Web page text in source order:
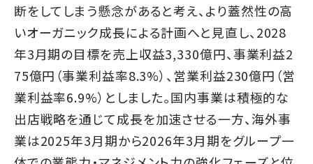
断をしてしまう懸念があると考え、より蓋然性の高
いオーガニック成長による計画へと見直し、2028
年3月期の目標を売上収益3,330億円、事業利益2
75億円（事業利益率8.3%）、営業利益230億円（営
業利益率6.9%）としました。国内事業は積極的な
出店戦略を通じて成長を加速させる一方、海外事
業は2025年3月期から2026年3月期をグループ一